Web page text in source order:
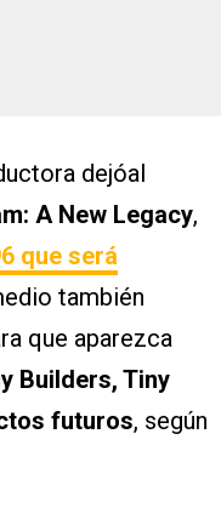
dejóal
A New Legacy,
que será
también
que aparezca
Builders, Tiny
futuros, según